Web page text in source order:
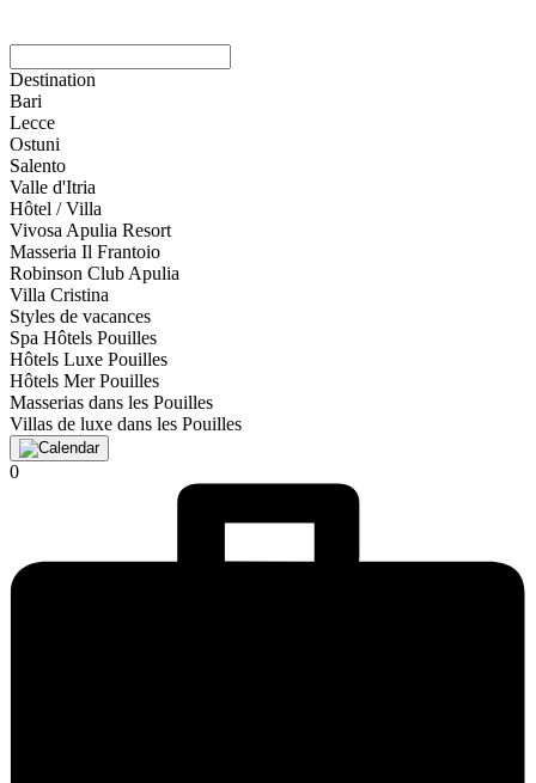
Destination
Bari
Lecce
Ostuni
Salento
Valle d'Itria
Hôtel / Villa
Vivosa Apulia Resort
Masseria Il Frantoio
Robinson Club Apulia
Villa Cristina
Styles de vacances
Spa Hôtels Pouilles
Hôtels Luxe Pouilles
Hôtels Mer Pouilles
Masserias dans les Pouilles
Villas de luxe dans les Pouilles
0